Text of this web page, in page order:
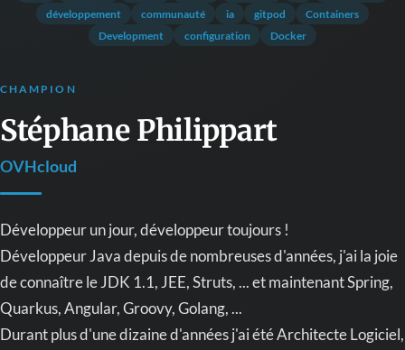
développement
communauté ia gitpod
Containers
Development
configuration Docker
CHAMPION
Stéphane Philippart
OVHcloud
Développeur un jour, développeur toujours !
Développeur Java depuis de nombreuses d'années, j'ai la joie
de connaître le JDK 1.1, JEE, Struts, ... et maintenant Spring,
Quarkus, Angular, Groovy, Golang, ...
Durant plus d'une dizaine d'années j'ai été Architecte Logiciel,